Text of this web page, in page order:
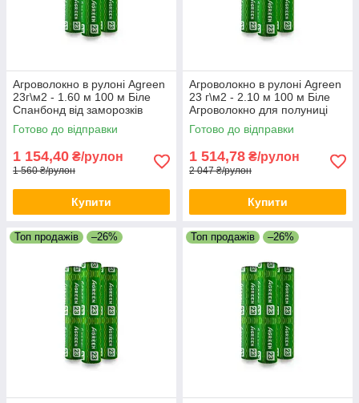
Агроволокно в рулоні Agreen
23г\м2 - 1.60 м 100 м Біле
Спанбонд від заморозків
Захисне агроволокно
Готово до відправки
1 154,40 ₴/рулон
1 560 ₴/рулон
Купити
Агроволокно в рулоні Agreen
23 г\м2 - 2.10 м 100 м Біле
Агроволокно для полуниці
Біле агрополотно в рулоні
Готово до відправки
1 514,78 ₴/рулон
2 047 ₴/рулон
Купити
Топ продажів –26% Топ продажів –26%